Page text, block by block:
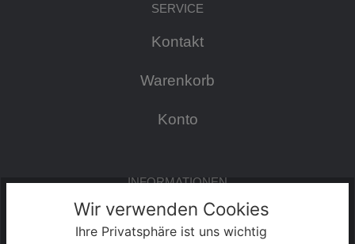
SERVICE
Kontakt
Warenkorb
Konto
INFORMATIONEN
Impressum
Wir verwenden Cookies
Ihre Privatsphäre ist uns wichtig